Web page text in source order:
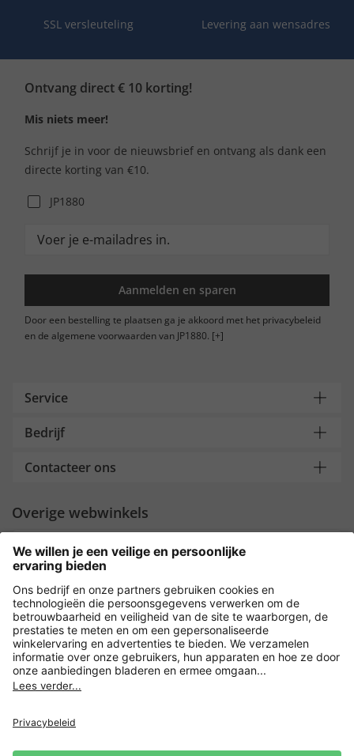
SSL versleuteling Levering aan wensadres
Ontvang direct € 10 korting!
Mis niets meer!
Schrijf je in voor de nieuwsbrief en ontvang als dank een
directe korting van €10.
JP1880
Aanmelden en sparen
Door een bestelling te plaatsen ga je akkoord met het privacybeleid
en de algemene voorwaarden van JP1880. [+]
Service
Bedrijf
Contacteer ons
Overige webwinkels
Nederland
Payment and Delivery
Versleuteling met